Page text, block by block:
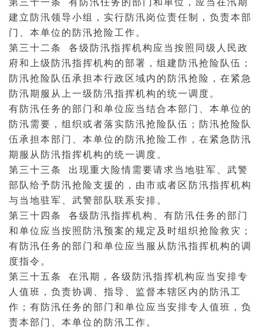
建立防汛领导小组，实行防汛岗位责任制，负责本部
门、本单位的防汛抢险工作。
第三十二条 各级防汛指挥机构应当按照同级人民政
府和上级防汛指挥机构的部署，组建防汛抢险队伍；
防汛抢险队伍承担本行政区域内的防汛抢险，在紧急
防汛期服从上一级防汛指挥机构的统一调度。
有防汛任务的部门和单位应当结合本部门、本单位的
防汛需要，组织或者落实防汛抢险队伍；防汛抢险队
伍承担本部门、本单位的防汛抢险工作，在紧急防汛
期服从防汛指挥机构的统一调度。
第三十三条 出现重大险情需要请求当地驻军、武警
部队给予防汛抢险支援的，由市或者区防汛指挥机构
与当地驻军、武警部队联系安排。
第三十四条 各级防汛指挥机构、有防汛任务的部门
和单位应当按照防汛预案的规定及时组织抢险救灾；
有防汛任务的部门和单位应当服从防汛指挥机构的调
度指令。
第三十五条 在汛期，各级防汛指挥机构应当安排专
人值班，负责协调、指导、监督本辖区内的防汛工
作；有防汛任务的部门和单位应当安排专人值班，负
责本部门、本单位的防汛工作。